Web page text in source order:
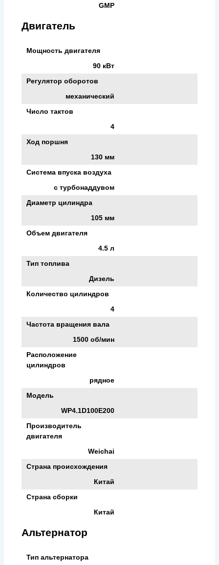
GMP
Двигатель
Мощность двигателя
90 кВт
Регулятор оборотов
механический
Число тактов
4
Ход поршня
130 мм
Система впуска воздуха
с турбонаддувом
Диаметр цилиндра
105 мм
Объем двигателя
4.5 л
Тип топлива
Дизель
Количество цилиндров
4
Частота вращения вала
1500 об/мин
Расположение
цилиндров
рядное
Модель
WP4.1D100E200
Производитель
двигателя
Weichai
Страна происхождения
Китай
Страна сборки
Китай
Альтернатор
Тип альтернатора